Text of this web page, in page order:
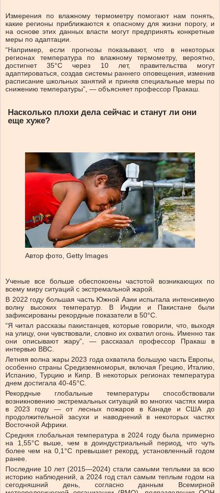
Измерения по влажному термометру помогают нам понять,
какие регионы приближаются к опасному для жизни порогу, и
на основе этих данных власти могут предпринять конкретные
меры по адаптации.
“Например, если прогнозы показывают, что в некоторых
регионах температура по влажному термометру, вероятно,
достигнет 35°C через 10 лет, правительства могут
адаптироваться, создав системы раннего оповещения, изменив
расписание школьных занятий и приняв специальные меры по
снижению температуры”, — объясняет профессор Пракаш.
Насколько плохи дела сейчас и станут ли они
еще хуже?
Автор фото, Getty Images
Ученые все больше обеспокоены частотой возникающих по
всему миру ситуаций с экстремальной жарой.
В 2022 году большая часть Южной Азии испытала интенсивную
волну высоких температур. В Индии и Пакистане были
зафиксированы рекордные показатели в 50°C.
“Я читал рассказы пакистанцев, которые говорили, что, выходя
на улицу, они чувствовали, словно их охватил огонь. Именно так
они описывают жару”, — рассказал профессор Пракаш в
интервью BBC.
Летняя волна жары 2023 года охватила большую часть Европы,
особенно страны Средиземноморья, включая Грецию, Италию,
Испанию, Турцию и Кипр. В некоторых регионах температура
днем ​​достигала 40-45°C.
Рекордные глобальные температуры способствовали
возникновению экстремальных ситуаций во многих частях мира
в 2023 году — от лесных пожаров в Канаде и США до
продолжительной засухи и наводнений в некоторых частях
Восточной Африки.
Средняя глобальная температура в 2024 году была примерно
на 1,55°C выше, чем в доиндустриальный период, что чуть
более чем на 0,1°C превышает рекорд, установленный годом
ранее.
Последние 10 лет (2015—2024) стали самыми теплыми за всю
историю наблюдений, а 2024 год стал самым теплым годом на
сегодняшний день, согласно данным Всемирной